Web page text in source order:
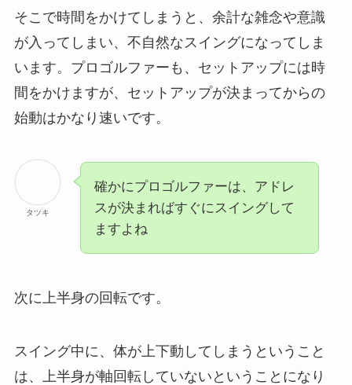
そこで時間をかけてしまうと、余計な雑念や意識
が入ってしまい、不自然なスイングになってしま
います。プロゴルファーも、セットアップには時
間をかけますが、セットアップが決まってからの
始動はかなり速いです。
タツキ
確かにプロゴルファーは、アドレ
スが決まればすぐにスイングして
ますよね
次に上半身の回転です。
スイング中に、体が上下動してしまうということ
は、上半身が軸回転していないということになり